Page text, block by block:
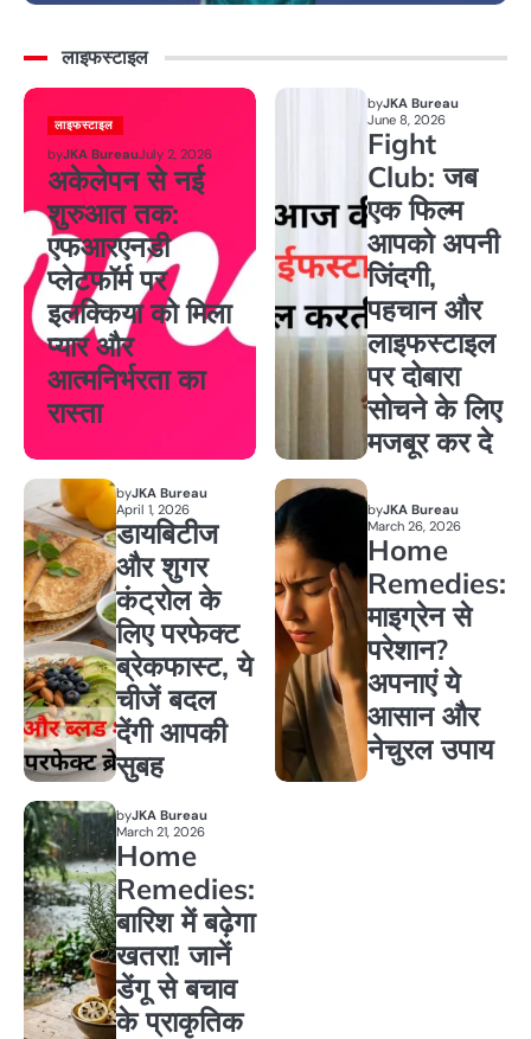
लाइफस्टाइल
लाइफस्टाइल
byJKA BureauJuly 2, 2026
अकेलेपन से नई
शुरुआत तक:
एफआरएनडी
प्लेटफॉर्म पर
इलक्किया को मिला
प्यार और
आत्मनिर्भरता का
रास्ता
byJKA Bureau
June 8, 2026
Fight
Club: जब
एक फिल्म
आपको अपनी
जिंदगी,
पहचान और
लाइफस्टाइल
पर दोबारा
सोचने के लिए
मजबूर कर दे
byJKA Bureau
April 1, 2026
डायबिटीज
और शुगर
कंट्रोल के
लिए परफेक्ट
ब्रेकफास्ट, ये
चीजें बदल
देंगी आपकी
सुबह
byJKA Bureau
March 26, 2026
Home
Remedies:
माइग्रेन से
परेशान?
अपनाएं ये
आसान और
नेचुरल उपाय
byJKA Bureau
March 21, 2026
Home
Remedies:
बारिश में बढ़ेगा
खतरा! जानें
डेंगू से बचाव
के प्राकृतिक